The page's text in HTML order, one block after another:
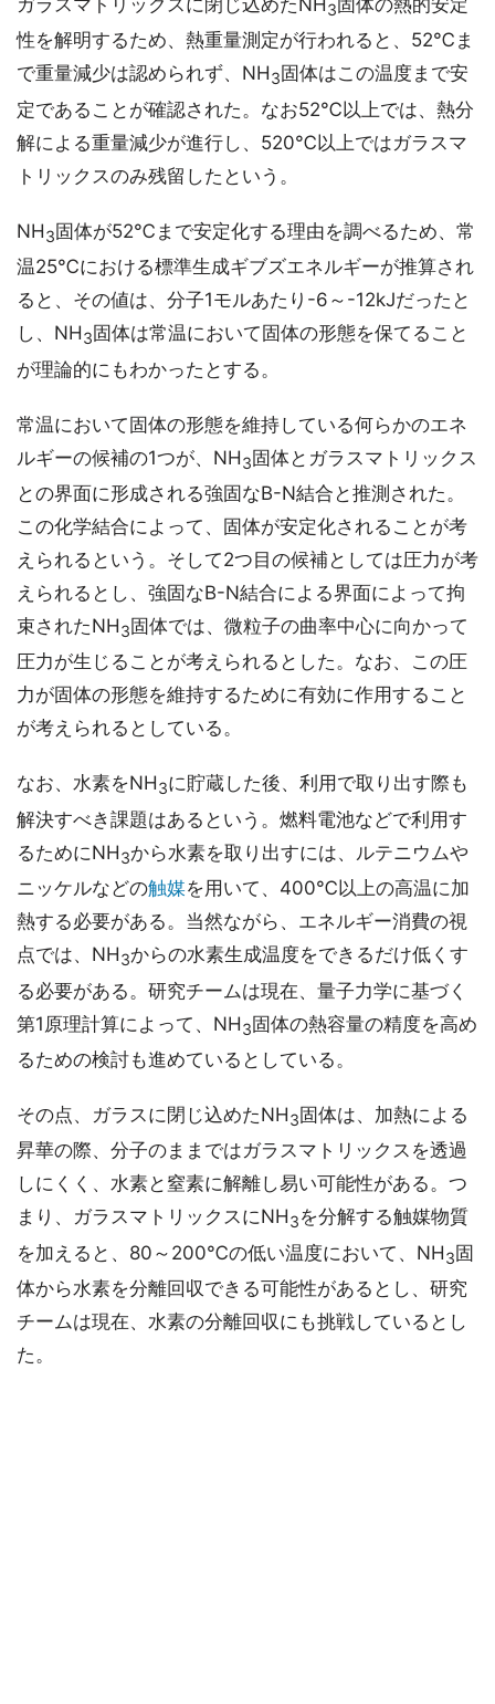
ガラスマトリックスに閉じ込めたNH 3 固体の熱的安定
性を解明するため、熱重量測定が行われると、52℃ま
で重量減少は認められず、NH3固体はこの温度まで安
定であることが確認された。なお52℃以上では、熱分
解による重量減少が進行し、520℃以上ではガラスマ
トリックスのみ残留したという。
NH3固体が52℃まで安定化する理由を調べるため、常
温25℃における標準生成ギブズエネルギーが推算され
ると、その値は、分子1モルあたり-6～-12kJだったと
し、NH3固体は常温において固体の形態を保てること
が理論的にもわかったとする。
常温において固体の形態を維持している何らかのエネ
ルギーの候補の1つが、NH3固体とガラスマトリックス
との界面に形成される強固なB-N結合と推測された。
この化学結合によって、固体が安定化されることが考
えられるという。そして2つ目の候補としては圧力が考
えられるとし、強固なB-N結合による界面によって拘
束されたNH3固体では、微粒子の曲率中心に向かって
圧力が生じることが考えられるとした。なお、この圧
力が固体の形態を維持するために有効に作用すること
が考えられるとしている。
なお、水素をNH3に貯蔵した後、利用で取り出す際も
解決すべき課題はあるという。燃料電池などで利用す
るためにNH3から水素を取り出すには、ルテニウムや
ニッケルなどの触媒を用いて、400℃以上の高温に加
熱する必要がある。当然ながら、エネルギー消費の視
点では、NH3からの水素生成温度をできるだけ低くす
る必要がある。研究チームは現在、量子力学に基づく
第1原理計算によって、NH3固体の熱容量の精度を高め
るための検討も進めているとしている。
その点、ガラスに閉じ込めたNH3固体は、加熱による
昇華の際、分子のままではガラスマトリックスを透過
しにくく、水素と窒素に解離し易い可能性がある。つ
まり、ガラスマトリックスにNH3を分解する触媒物質
を加えると、80～200℃の低い温度において、NH3固
体から水素を分離回収できる可能性があるとし、研究
チームは現在、水素の分離回収にも挑戦しているとし
た。